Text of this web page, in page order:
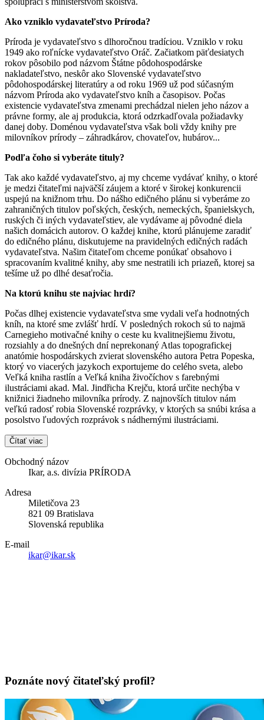
Ako vzniklo vydavateľstvo Príroda?
Príroda je vydavateľstvo s dlhoročnou tradíciou. Vzniklo v roku
1949 ako roľnícke vydavateľstvo Oráč. Začiatkom päťdesiatych
rokov pôsobilo pod názvom Štátne pôdohospodárske
nakladateľstvo, neskôr ako Slovenské vydavateľstvo
pôdohospodárskej literatúry a od roku 1969 už pod súčasným
názvom Príroda ako vydavateľstvo kníh a časopisov. Počas
existencie vydavateľstva zmenami prechádzal nielen jeho názov a
právne formy, ale aj produkcia, ktorá odzrkadľovala požiadavky
danej doby. Doménou vydavateľstva však boli vždy knihy pre
milovníkov prírody – záhradkárov, chovateľov, hubárov...
Podľa čoho si vyberáte tituly?
Tak ako každé vydavateľstvo, aj my chceme vydávať knihy, o ktoré
je medzi čitateľmi najväčší záujem a ktoré v širokej konkurencii
uspejú na knižnom trhu. Do nášho edičného plánu si vyberáme zo
zahraničných titulov poľských, českých, nemeckých, španielskych,
ruských či iných vydavateľstiev, ale vydávame aj pôvodné diela
našich domácich autorov. O každej knihe, ktorú plánujeme zaradiť
do edičného plánu, diskutujeme na pravidelných edičných radách
vydavateľstva. Našim čitateľom chceme ponúkať obsahovo i
spracovaním kvalitné knihy, aby sme nestratili ich priazeň, ktorej sa
tešíme už po dlhé desaťročia.
Na ktorú knihu ste najviac hrdí?
Počas dlhej existencie vydavateľstva sme vydali veľa hodnotných
kníh, na ktoré sme zvlášť hrdí. V posledných rokoch sú to najmä
Carnegieho motivačné knihy o ceste ku kvalitnejšiemu životu,
rozsiahly a do dnešných dní neprekonaný Atlas topografickej
anatómie hospodárskych zvierat slovenského autora Petra Popeska,
ktorý vo viacerých jazykoch exportujeme do celého sveta, alebo
Veľká kniha rastlín a Veľká kniha živočíchov s farebnými
ilustráciami akad. Mal. Jindřicha Krejču, ktorá určite nechýba v
knižnici žiadneho milovníka prírody. Z najnovších titulov nám
veľkú radosť robia Slovenské rozprávky, v ktorých sa snúbi krása a
posolstvo ľudových rozprávok s nádhernými ilustráciami.
Čítať viac
Obchodný názov
Ikar, a.s. divízia PRÍRODA
Adresa
Miletičova 23
821 09 Bratislava
Slovenská republika
E-mail
ikar@ikar.sk
Poznáte nový čitateľský profil?